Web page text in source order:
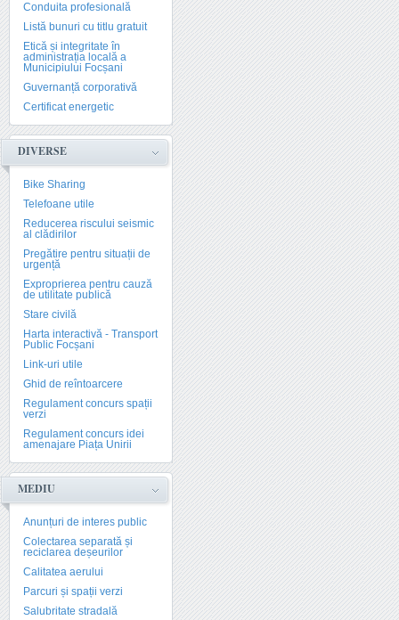
Conduita profesională
Listă bunuri cu titlu gratuit
Etică și integritate în
administrația locală a
Municipiului Focșani
Guvernanță corporativă
Certificat energetic
DIVERSE
Bike Sharing
Telefoane utile
Reducerea riscului seismic
al clădirilor
Pregătire pentru situații de
urgență
Exproprierea pentru cauză
de utilitate publică
Stare civilă
Harta interactivă - Transport
Public Focșani
Link-uri utile
Ghid de reîntoarcere
Regulament concurs spații
verzi
Regulament concurs idei
amenajare Piața Unirii
MEDIU
Anunțuri de interes public
Colectarea separată și
reciclarea deșeurilor
Calitatea aerului
Parcuri și spații verzi
Salubritate stradală